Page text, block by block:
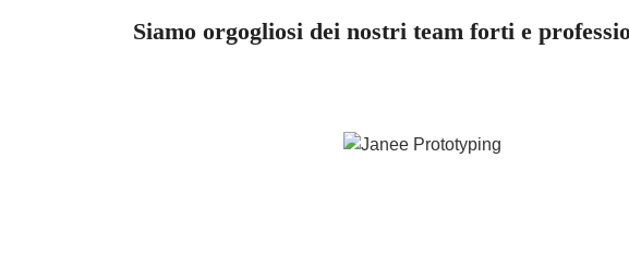
Siamo orgogliosi dei nostri team forti e